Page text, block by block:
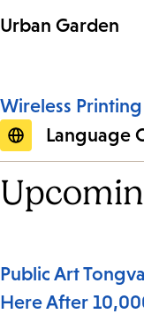
Urban Garden
Wireless Printing
Language
Public Art
Here After